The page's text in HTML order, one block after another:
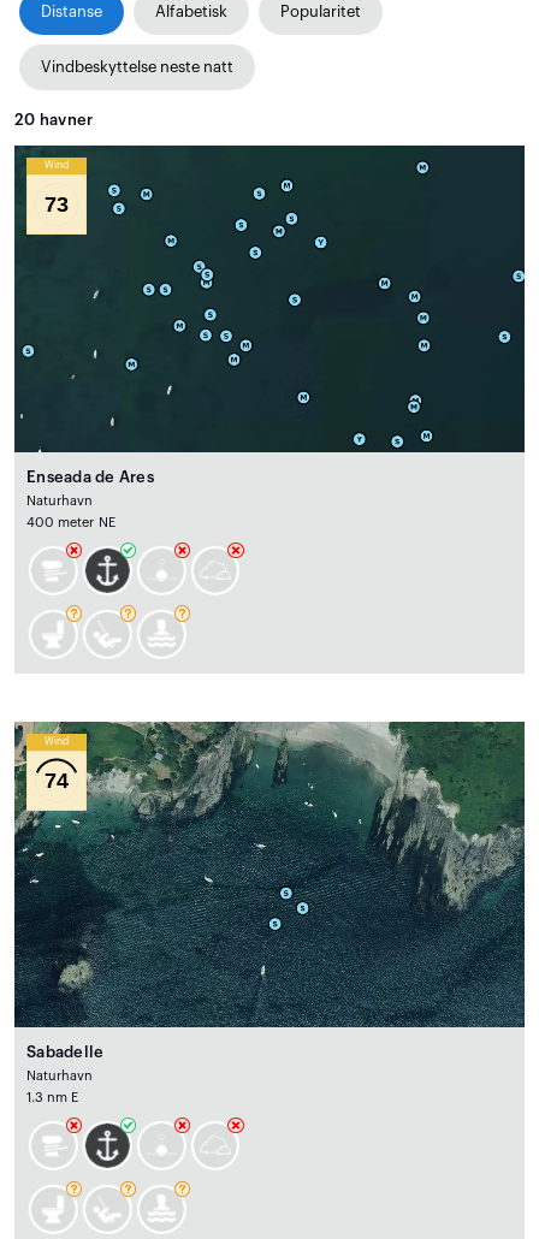
Distanse Alfabetisk Popularitet
Vindbeskyttelse neste natt
20 havner
Wind
73
Enseada de Ares
Naturhavn
400 meter NE
Wind
74
Sabadelle
Naturhavn
1.3 nm E